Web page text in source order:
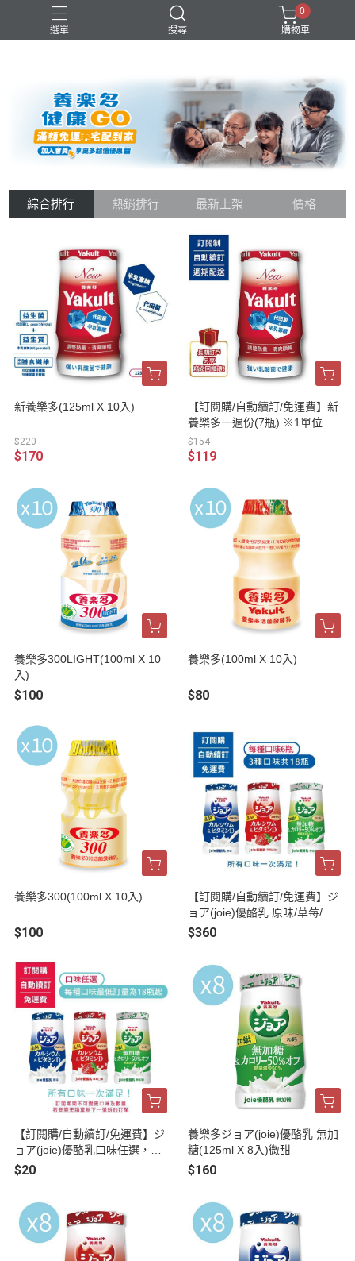
選單 搜尋
優酪乳 益生菌 養樂多 高級鮮乳
0
購物車
綜合排行 熱銷排行 最新上架 價格
新養樂多(125ml X 10入)
$220
$170
【訂閱購/自動續訂/免運費】新
養樂多一週份(7瓶) ※1單位為7
瓶，最低起訂量為2單位(14瓶)
$154
$119
養樂多300LIGHT(100ml X 10
入)
$100
養樂多(100ml X 10入)
$80
養樂多300(100ml X 10入)
$100
【訂閱購/自動續訂/免運費】ジ
ョア(joie)優酪乳 原味/草莓/無
加糖，每種口味6瓶(共18瓶)
$360
【訂閱購/自動續訂/免運費】ジ
ョア(joie)優酪乳口味任選，每
種口味最低訂量為18瓶起(訂閱
$20
養樂多ジョア(joie)優酪乳 無加
糖(125ml X 8入)微甜
$160